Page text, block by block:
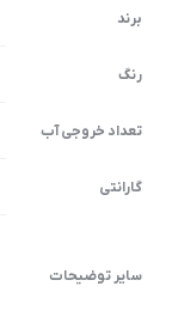
برند
رنگ
تعداد خروجی آب
گارانتی
سایر توضیحات